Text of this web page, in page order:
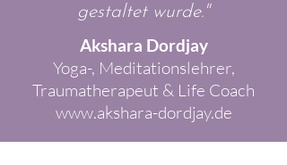
gestaltet wurde."
Akshara Dordjay
Yoga-, Meditationslehrer,
Traumatherapeut & Life Coach
www.akshara-dordjay.de